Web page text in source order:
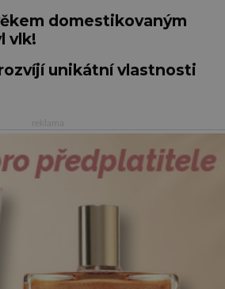
domestikovaným
vlk!
unikátní vlastnosti